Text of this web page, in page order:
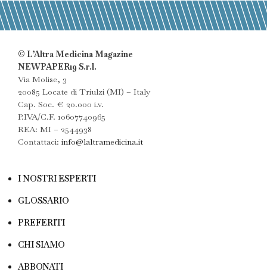
© L’Altra Medicina Magazine
NEWPAPER19 S.r.l.
Via Molise, 3
20085 Locate di Triulzi (MI) – Italy
Cap. Soc. € 20.000 i.v.
P.IVA/C.F. 10607740965
REA: MI – 2544938
Contattaci: info@laltramedicina.it
I NOSTRI ESPERTI
GLOSSARIO
PREFERITI
CHI SIAMO
ABBONATI